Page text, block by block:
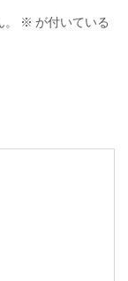
※ が付いている